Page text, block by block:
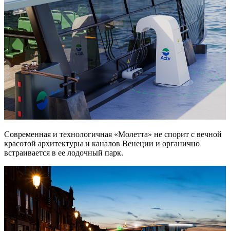
Современная и технологичная «Молетта» не спорит с вечной
красотой архитектуры и каналов Венеции и органично
встраивается в ее лодочный парк.